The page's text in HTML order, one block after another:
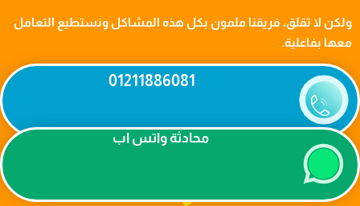
ولكن لا تقلق، فريقنا ملمون بكل هذه المشاكل ونستطيع التعامل
معها بفاعلية.
الرد على الأسئلة المتكررة من العملاء حلو صيانة ثلاجة توشيبا
01211886081
محادثة واتس اب